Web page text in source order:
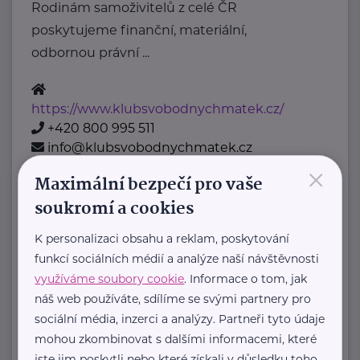
Rodinám samoživitelů z celé ČR
poskytujeme finanční, materiální,
odbornou právní ...
https://www.klubsvobodnychmatek.cz/
+420 800 995 511
info@klubsvobodnychmatek.cz
Oděvní banka z.s.
"Dáváme oblečení nový život,
pomáháme potřebným."
Oděvní banka je charitativní
organizace, která každoročně
poskytuje více ...
×
Maximální bezpečí pro vaše
soukromí a cookies
K personalizaci obsahu a reklam, poskytování
funkcí sociálních médií a analýze naší návštěvnosti
využíváme soubory cookie. Informace o tom, jak
náš web používáte, sdílíme se svými partnery pro
sociální média, inzerci a analýzy. Partneři tyto údaje
mohou zkombinovat s dalšími informacemi, které